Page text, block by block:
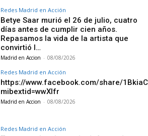
Redes Madrid en Acción
Betye Saar murió el 26 de julio, cuatro
días antes de cumplir cien años.
Repasamos la vida de la artista que
convirtió l…
Madrid en Accion - 08/08/2026
Redes Madrid en Acción
https://www.facebook.com/share/
mibextid=wwXIfr
Madrid en Accion - 08/08/2026
Redes Madrid en Acción